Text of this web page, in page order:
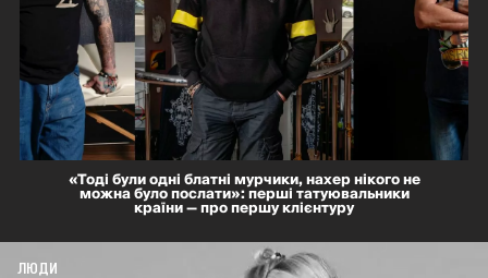
«Тоді були одні блатні мурчики, нахер нікого не
можна було послати»: перші татуювальники
країни — про першу клієнтуру
ЛЮДИ